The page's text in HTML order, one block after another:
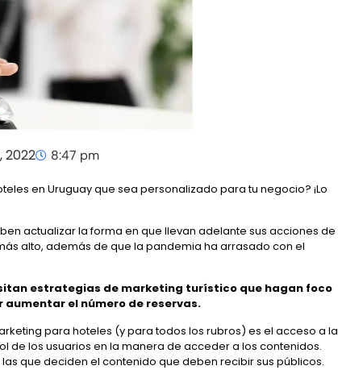
2022 8:47 pm
en Uruguay que sea personalizado para tu negocio? ¡Lo
actualizar la forma en que llevan adelante sus acciones de
alto, además de que la pandemia ha arrasado con el
estrategias de marketing turístico que hagan foco
el número de reservas.
para hoteles (y para todos los rubros) es el acceso a la
de los usuarios en la manera de acceder a los contenidos.
que deciden el contenido que deben recibir sus públicos.